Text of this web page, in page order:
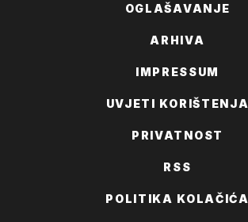
OGLAŠAVANJE
ARHIVA
IMPRESSUM
UVJETI KORIŠTENJA
PRIVATNOST
RSS
POLITIKA KOLAČIĆA